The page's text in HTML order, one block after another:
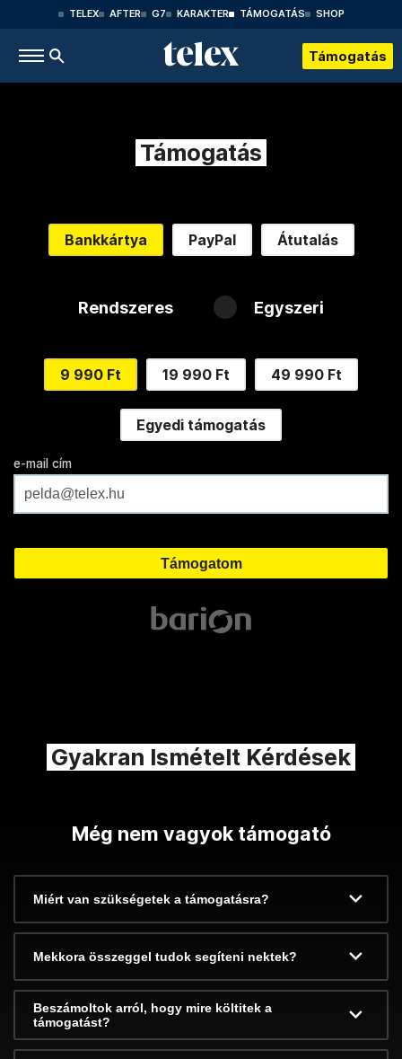
TELEX AFTER G7 KARAKTER TÁMOGATÁS SHOP
Támogatás
Támogatás
Bankkártya PayPal Átutalás
Rendszeres Egyszeri
9 990 Ft 19 990 Ft 49 990 Ft
Egyedi támogatás
e-mail cím
Gyakran Ismételt Kérdések
Még nem vagyok támogató
Miért van szükségetek a támogatásra?
Mekkora összeggel tudok segíteni nektek?
Beszámoltok arról, hogy mire költitek a
támogatást?